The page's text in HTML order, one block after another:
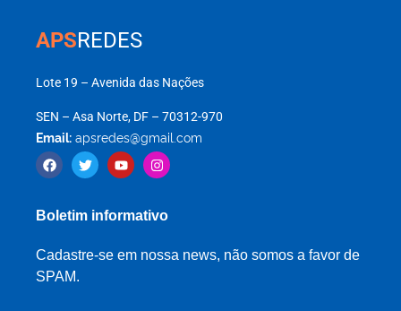
APSREDES
Lote 19 – Avenida das Nações
SEN – Asa Norte, DF – 70312-970
Email: apsredes@gmail.com
Boletim informativo
Cadastre-se em nossa news, não somos a favor de
SPAM.